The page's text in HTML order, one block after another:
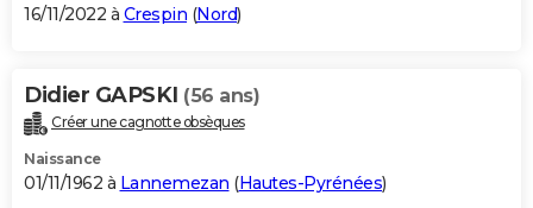
S'inscrire
Se connecter
Lycées
Collèges
Primaires
Universités
Entreprises
Service militaire
Avis de recherche
AVIS DE DÉCÈS
Bricolage
Lifestyle
Culture
Sport
Auto
Television
Voyage
Cinema
16/11/2022 à Crespin (Nord)
Didier GAPSKI (56 ans)
Créer une cagnotte obsèques
Naissance
01/11/1962 à Lannemezan (Hautes-Pyrénées)